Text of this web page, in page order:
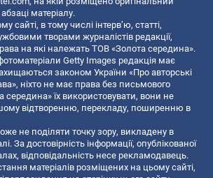
матеріалу.
сайті, в тому числі інтерв’ю, статті,
творами журналістів редакції,
на які належать ТОВ «Золота середина».
Getty Images редакція має
законом України «Про авторські
ніхто не має права без письмового
середина» їх використовувати, вони не
відтворенню, перекладу, поширенню в
не поділяти точку зору, викладену в
За достовірність інформації, опублікованої
відповідальність несе рекламодавець.
матеріалів розміщених на цьому сайті,